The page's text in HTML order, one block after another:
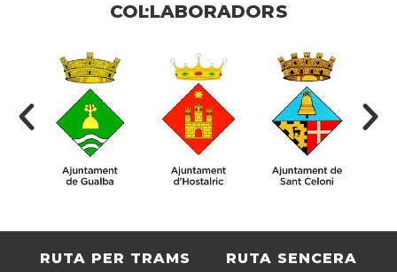
COL·LABORADORS
RUTA PER TRAMS RUTA SENCERA